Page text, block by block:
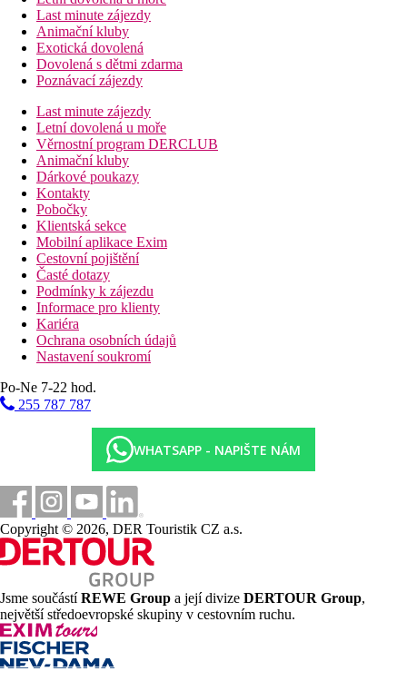
Last minute zájezdy
Animační kluby
Exotická dovolená
Dovolená s dětmi zdarma
Poznávací zájezdy
Last minute zájezdy
Letní dovolená u moře
Věrnostní program DERCLUB
Animační kluby
Dárkové poukazy
Kontakty
Pobočky
Klientská sekce
Mobilní aplikace Exim
Cestovní pojištění
Časté dotazy
Podmínky k zájezdu
Informace pro klienty
Kariéra
Ochrana osobních údajů
Nastavení soukromí
Po-Ne 7-22 hod.
255 787 787
WHATSAPP - NAPIŠTE NÁM
Copyright © 2026, DER Touristik CZ a.s.
Jsme součástíREWE Group a její divize DERTOUR Group,
největší středoevropské skupiny v cestovním ruchu.